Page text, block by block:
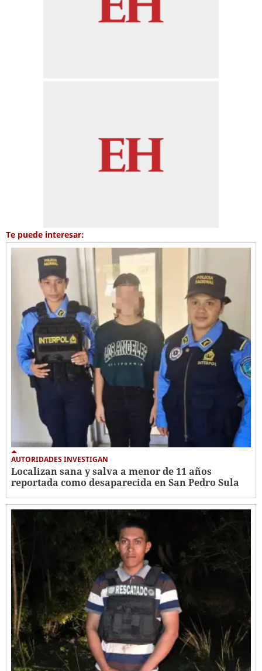
Te puede interesar:
AUTORIDADES INVESTIGAN
Localizan sana y salva a menor de 11 años
reportada como desaparecida en San Pedro Sula